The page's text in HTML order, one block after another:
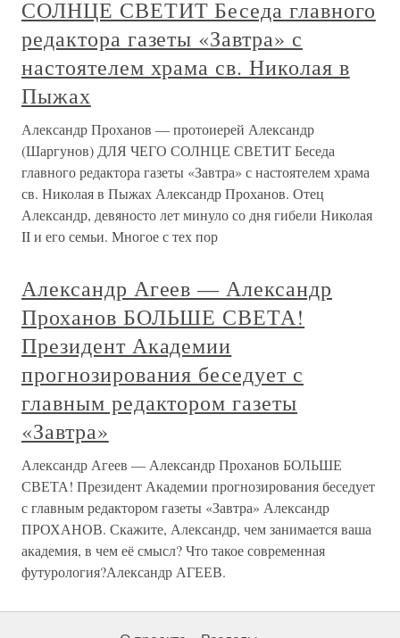
СОЛНЦЕ СВЕТИТ Беседа главного
редактора газеты «Завтра» с
настоятелем храма св. Николая в
Пыжах
Александр Проханов — протоиерей Александр
(Шаргунов) ДЛЯ ЧЕГО СОЛНЦЕ СВЕТИТ Беседа
главного редактора газеты «Завтра» с настоятелем храма
св. Николая в Пыжах Александр Проханов. Отец
Александр, девяносто лет минуло со дня гибели Николая
II и его семьи. Многое с тех пор
Александр Агеев — Александр
Проханов БОЛЬШЕ СВЕТА!
Президент Академии
прогнозирования беседует с
главным редактором газеты
«Завтра»
Александр Агеев — Александр Проханов БОЛЬШЕ
СВЕТА! Президент Академии прогнозирования беседует
с главным редактором газеты «Завтра» Александр
ПРОХАНОВ. Скажите, Александр, чем занимается ваша
академия, в чем её смысл? Что такое современная
футурология?Александр АГЕЕВ.